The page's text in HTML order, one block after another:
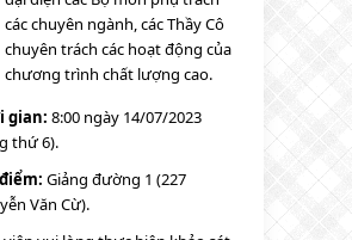
các chuyên ngành, các Thầy Cô
chuyên trách các hoạt động của
chương trình chất lượng cao.
gian: 8:00 ngày 14/07/2023
thứ 6).
Giảng đường 1 (227
Văn Cừ).